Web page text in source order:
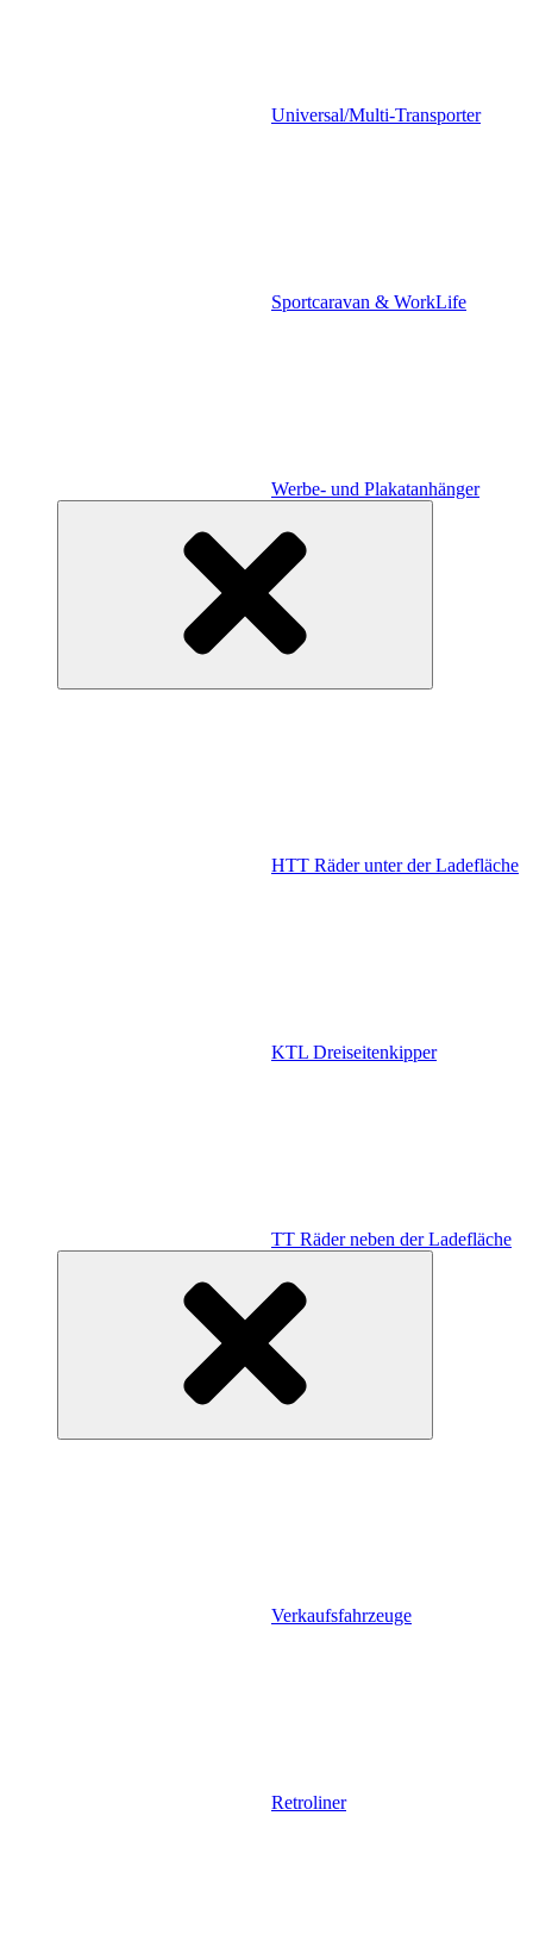
Universal/Multi-Transporter
Sportcaravan & WorkLife
Werbe- und Plakatanhänger
HTT Räder unter der Ladefläche
KTL Dreiseitenkipper
TT Räder neben der Ladefläche
Verkaufsfahrzeuge
Retroliner